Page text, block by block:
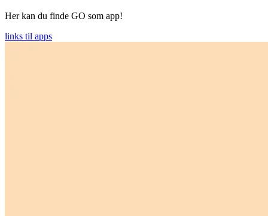
Her kan du finde GO som app!
links til apps